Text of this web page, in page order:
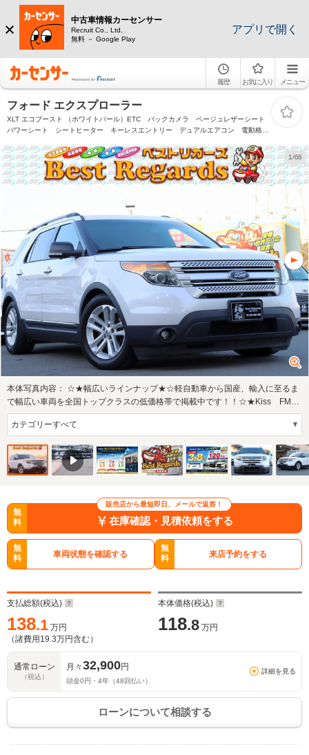
中古車情報カーセンサー
Recruit Co., Ltd.
無料 － Google Play
アプリで開く
履歴 お気に入り メニュー
フォード エクスプローラー
XLT エコブースト （ホワイトパール）ETC バックカメラ ベージュレザーシート
パワーシート シートヒーター キーレスエントリー デュアルエアコン 電動格納
1/68
本体写真内容： ☆★幅広いラインナップ★☆軽自動車から国産、輸入に至るま
で幅広い車両を全国トップクラスの低価格帯で掲載中です！！☆★Kiss FM♪
木曜日１５…
販売店から最短即日、メールで返答！
無
料
在庫確認・見積依頼をする
無
料
車両状態を確認する
無
料
来店予約をする
支払総額(税込)
138.1 万円
（諸費用 19.3万円含む）
本体価格(税込)
118.8 万円
通常ローン
（税込）
月々32,900円
頭金0円・ 4年（48 回払い）
詳細を見る
ローンについて相談する